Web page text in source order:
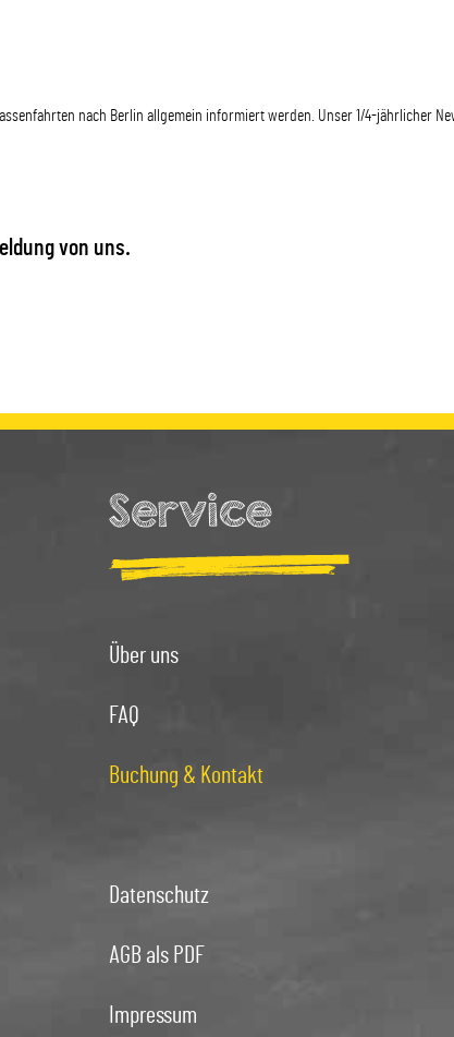
nach Berlin allgemein informiert werden. Unser 1/4-jährlicher
von uns.
Service
Über uns
FAQ
Buchung & Kontakt
Datenschutz
AGB als PDF
Impressum